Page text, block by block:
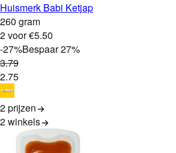
Huismerk Babi Ketjap
260 gram
2 voor €5.50
-27%Bespaar27%
3.79
2.75
2 prijzen
2winkels